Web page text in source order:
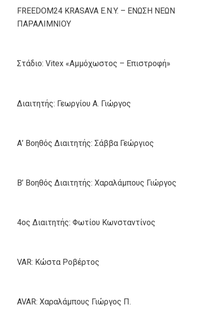
FREEDOM24 KRASAVA Ε.Ν.Y. – ΕΝΩΣΗ ΝΕΩΝ
ΠΑΡΑΛΙΜΝΙΟΥ
Στάδιο: Vitex «Αμμόχωστος – Επιστροφή»
Διαιτητής: Γεωργίου Α. Γιώργος
Α’ Βοηθός Διαιτητής: Σάββα Γεώργιος
Β’ Βοηθός Διαιτητής: Χαραλάμπους Γιώργος
4ος Διαιτητής: Φωτίου Κωνσταντίνος
VAR: Κώστα Ροβέρτος
AVAR: Χαραλάμπους Γιώργος Π.